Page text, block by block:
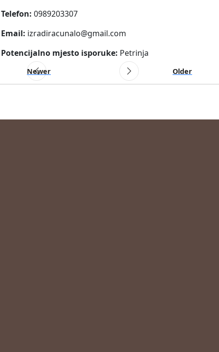
Telefon: 0989203307
Email: izradiracunalo@gmail.com
Potencijalno mjesto isporuke: Petrinja
Newer Older